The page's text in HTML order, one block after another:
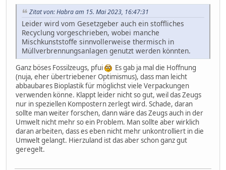
Zitat von: Habra am 15. Mai 2023, 16:47:31
Leider wird vom Gesetzgeber auch ein stoffliches
Recyclung vorgeschrieben, wobei manche
Mischkunststoffe sinnvollerweise thermisch in
Müllverbrennungsanlagen genutzt werden könnten.
Ganz böses Fossilzeugs, pfui
Es gab ja mal die Hoffnung
(nuja, eher übertriebener Optimismus), dass man leicht
abbaubares Bioplastik für möglichst viele Verpackungen
verwenden könne. Klappt leider nicht so gut, weil das Zeugs
nur in speziellen Kompostern zerlegt wird. Schade, daran
sollte man weiter forschen, dann wäre das Zeugs auch in der
Umwelt nicht mehr so ein Problem. Man sollte aber wirklich
daran arbeiten, dass es eben nicht mehr unkontrolliert in die
Umwelt gelangt. Hierzuland ist das aber schon ganz gut
geregelt.